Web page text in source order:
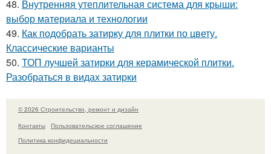
48. Внутренняя утеплительная система для крыши:
выбор материала и технологии
49. Как подобрать затирку для плитки по цвету.
Классические варианты
50. ТОП лучшей затирки для керамической плитки.
Разобраться в видах затирки
© 2026 Строительство, ремонт и дизайн
Контакты
Пользовательское соглашение
Политика конфидециальности